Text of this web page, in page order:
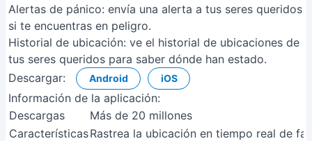
Alertas de pánico: envía una alerta a tus seres queridos
si te encuentras en peligro.
Historial de ubicación: ve el historial de ubicaciones de
tus seres queridos para saber dónde han estado.
Descargar:
Android iOS
Información de la aplicación:
Descargas
Más de 20 millones
CaracterísticasRastrea la ubicación en tiempo real de